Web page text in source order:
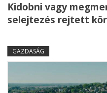
Kidobni vagy
selejtezés rejtett
GAZDASÁG